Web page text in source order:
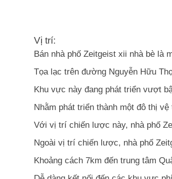
Vị trí:
Bán nhà phố Zeitgeist xii nhà bè là
Tọa lạc trên đường Nguyễn Hữu
Khu vực này đang phát triển vượt
Nhằm phát triển thành một đô thị
Với vị trí chiến lược này, nhà phố
Ngoài vị trí chiến lược, nhà phố
Khoảng cách 7km đến trung tâm